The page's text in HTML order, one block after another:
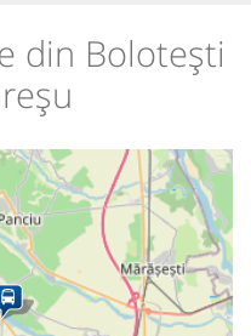
din Bolotești